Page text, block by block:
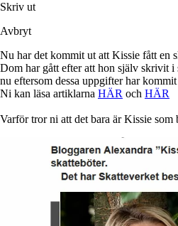
Skriv ut
Avbryt
Nu har det kommit ut att Kissie fått en
Dom har gått efter att hon själv skrivit i
nu eftersom dessa uppgifter har
Ni kan läsa artiklarna HÄR och HÄR
Varför tror ni att det bara är Kissie